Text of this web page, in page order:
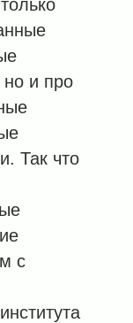
но и про
Так что
с